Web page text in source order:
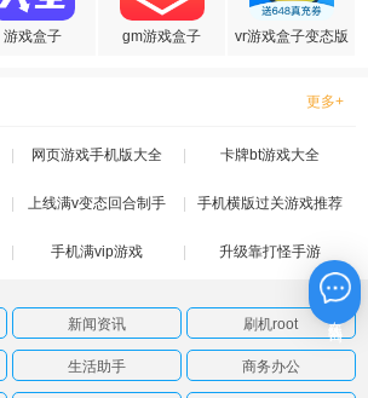
游戏盒子 gm游戏盒子 vr游戏盒子变态版
更多+
网页游戏手机版大全 卡牌bt游戏大全
上线满v变态回合制手
游
手机横版过关游戏推荐
手机满vip游戏 升级靠打怪手游
新闻资讯 刷机root
生活助手 商务办公